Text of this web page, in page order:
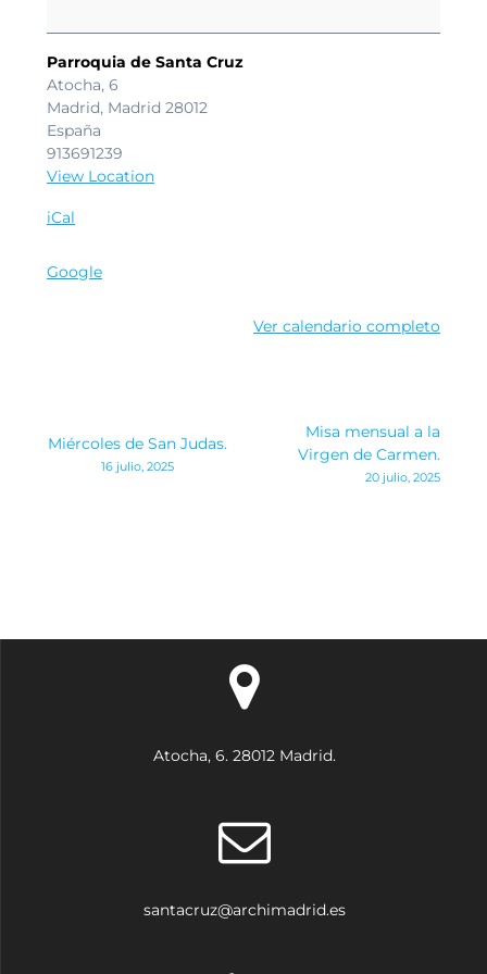
del
Carmen.
Parroquia de Santa Cruz
Atocha, 6
Madrid, Madrid 28012
España
913691239
View Location
iCal
Google
Ver calendario completo
Miércoles de San Judas.
16 julio, 2025
Misa mensual a la
Virgen de Carmen.
20 julio, 2025
Atocha, 6. 28012 Madrid.
santacruz@archimadrid.es